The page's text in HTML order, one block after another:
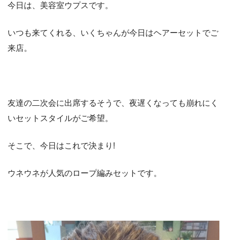
今日は、美容室ウプスです。
いつも来てくれる、いくちゃんが今日はヘアーセットでご
来店。
友達の二次会に出席するそうで、夜遅くなっても崩れにく
いセットスタイルがご希望。
そこで、今日はこれで決まり!
ウネウネが人気のロープ編みセットです。